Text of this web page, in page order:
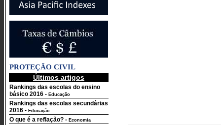
PROTEÇÃO CIVIL
Últimos artigos
Rankings das escolas do ensino
básico 2016 - Educação
Rankings das escolas secundárias
2016 - Educação
O que é a reflação? - Economia